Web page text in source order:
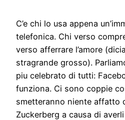
C’e chi lo usa appena
telefonica. Chi verso
verso afferrare l’amore
stragrande grosso).
piu celebrato di tutti:
funziona. Ci sono coppie
smetteranno niente affatto
Zuckerberg a causa di